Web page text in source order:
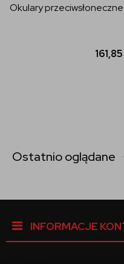
Okulary
161,85
Ostatnio oglądane
INFORMACJE